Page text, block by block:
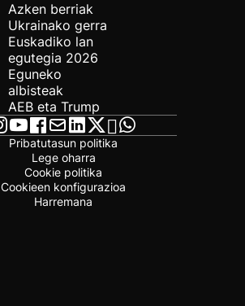
Azken berriak
Ukrainako gerra
Euskadiko lan
egutegia 2026
Eguneko
albisteak
AEB eta Trump
Pribatutasun politika
Lege oharra
Cookie politika
Cookieen konfigurazioa
Harremana